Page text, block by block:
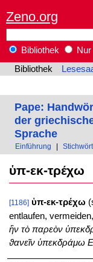
Zeno.org
Bibliothek
Bibliothek
Pape:
der
Sprache
Einführung
ὑπ-εκ-τρέχω
[1186] ὑπ-εκ-τρέχω
entlaufen, vermeiden,
ἢν τὸ παρεὸν
ϑανεῖν ὑπεκδράμω